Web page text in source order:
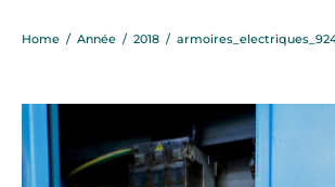
Home / Année / 2018 /